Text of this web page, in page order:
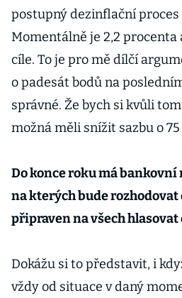
postupný dezinflační proces
Momentálně je 2,2 procenta
cíle. To je pro mě dílčí
o padesát bodů na
správné. Že bych si kvůli
možná měli snížit sazbu o
Do konce roku má
na kterých bude rozhodovat
připraven na všech hlasovat
Dokážu si to představit, i
vždy od situace v daný